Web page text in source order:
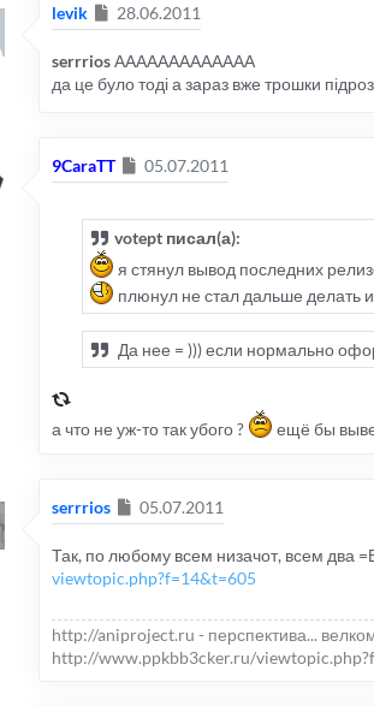
levik Сообщение
28.06.2011
serrriosААААААААААААА
да це було тоді а зараз вже трошки
9CaraTT Сообщение
05.07.2011
votept писал(а):
я стянул вывод последних
плюнул не стал дальше делать
Да нее = ))) если нормально
а что не уж-то так убого ? ещё бы
serrrios Сообщение
05.07.2011
Так, по любому всем низачот, всем два
viewtopic.php?f=14&t=605
http://aniproject.ru - перспектива...
http://www.ppkbb3cker.ru/